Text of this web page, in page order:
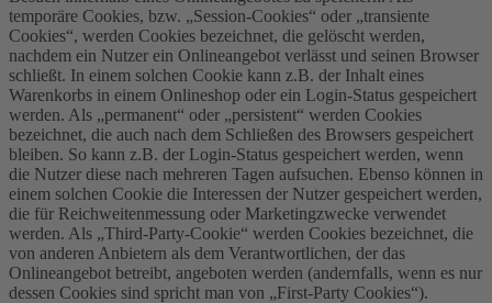
temporäre Cookies, bzw. „Session-Cookies“ oder „transiente
Cookies“, werden Cookies bezeichnet, die gelöscht werden,
nachdem ein Nutzer ein Onlineangebot verlässt und seinen Browser
schließt. In einem solchen Cookie kann z.B. der Inhalt eines
Warenkorbs in einem Onlineshop oder ein Login-Status gespeichert
werden. Als „permanent“ oder „persistent“ werden Cookies
bezeichnet, die auch nach dem Schließen des Browsers gespeichert
bleiben. So kann z.B. der Login-Status gespeichert werden, wenn
die Nutzer diese nach mehreren Tagen aufsuchen. Ebenso können in
einem solchen Cookie die Interessen der Nutzer gespeichert werden,
die für Reichweitenmessung oder Marketingzwecke verwendet
werden. Als „Third-Party-Cookie“ werden Cookies bezeichnet, die
von anderen Anbietern als dem Verantwortlichen, der das
Onlineangebot betreibt, angeboten werden (andernfalls, wenn es nur
dessen Cookies sind spricht man von „First-Party Cookies“).